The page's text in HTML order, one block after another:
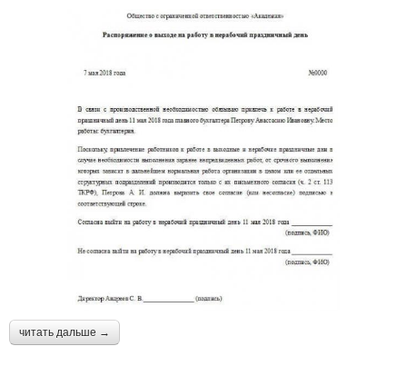
читать дальше →